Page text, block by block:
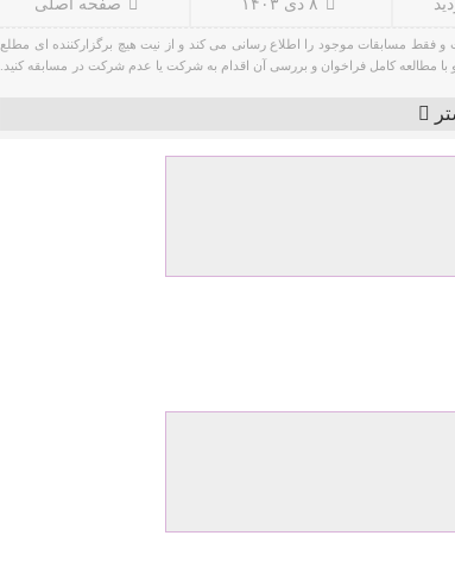
۸ دی ۱۴۰۳ صفحه اصلی
فقط مسابقات موجود را اطلاع رسانی می کند و از نیت هیچ برگزارکننده ای مطلع
و با مطالعه کامل فراخوان و بررسی آن اقدام به شرکت یا عدم شرکت در مسابقه کنید.